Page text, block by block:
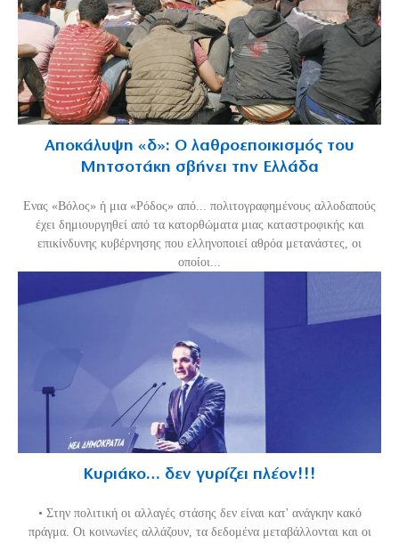
Αποκάλυψη «δ»: Ο λαθροεποικισμός του
Μητσοτάκη σβήνει την Ελλάδα
Ενας «Βόλος» ή μια «Ρόδος» από... πολιτογραφημένους αλλοδαπούς
έχει δημιουργηθεί από τα κατορθώματα μιας καταστροφικής και
επικίνδυνης κυβέρνησης που ελληνοποιεί αθρόα μετανάστες, οι
οποίοι...
Κυριάκο… δεν γυρίζει πλέον!!!
• Στην πολιτική οι αλλαγές στάσης δεν είναι κατ' ανάγκην κακό
πράγμα. Οι κοινωνίες αλλάζουν, τα δεδομένα μεταβάλλονται και οι